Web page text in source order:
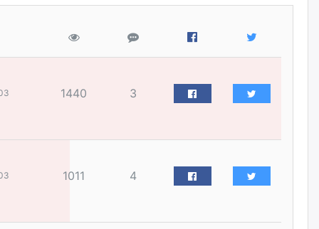
наймдугаар сарын 14-нөөс
өчигдѳр
авто зам, тохижилт
үйлчилгээний ажилтнуудын
ХАРИЛЦАА хандлагатай
Бариста хийх нь залуусын
1440 3
1011 4